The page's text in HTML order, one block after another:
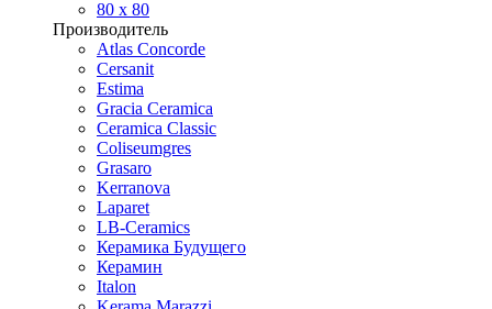
80 x 80
Производитель
Atlas Concorde
Cersanit
Estima
Gracia Ceramica
Ceramica Classic
Coliseumgres
Grasaro
Kerranova
Laparet
LB-Ceramics
Керамика Будущего
Керамин
Italon